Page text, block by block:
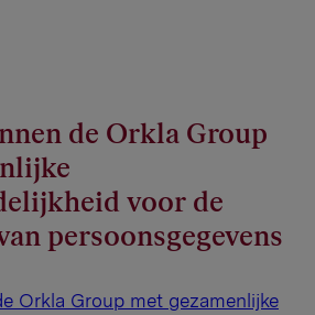
de Orkla Group
voor de
persoonsgegevens
Orkla Group met gezamenlijke